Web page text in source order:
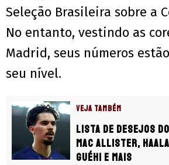
Seleção Brasileira sobre a
No entanto, vestindo as
Madrid, seus números
seu nível.
VEJA TAMBÉM
Lista de desejos
Mac Allister,
Guéhi e mais